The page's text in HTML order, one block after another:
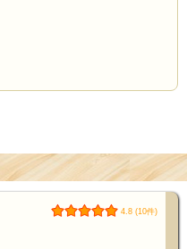
4.8 (10件)